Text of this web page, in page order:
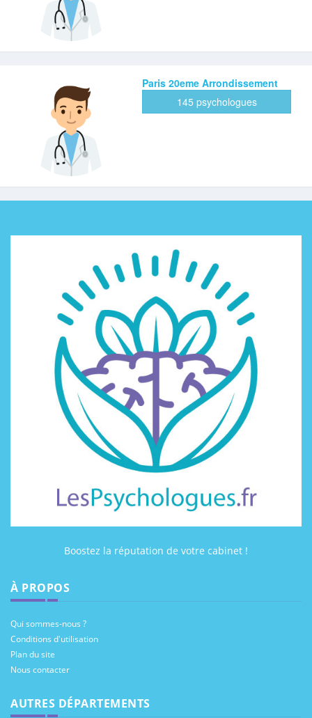
Paris 20eme Arrondissement
145 psychologues
Boostez la réputation de votre cabinet !
À PROPOS
Qui sommes-nous ?
Conditions d'utilisation
Plan du site
Nous contacter
AUTRES DÉPARTEMENTS